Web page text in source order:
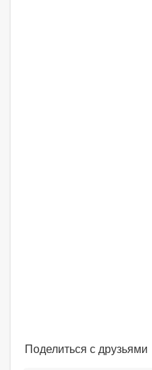
Поделиться с друзьями